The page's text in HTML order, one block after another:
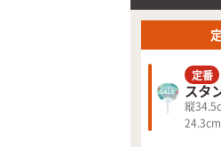
定番
スタ
縦
24.3cm